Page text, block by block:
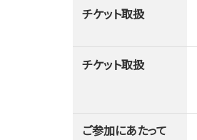
チケット取扱
チケット取扱
ご参加にあたって